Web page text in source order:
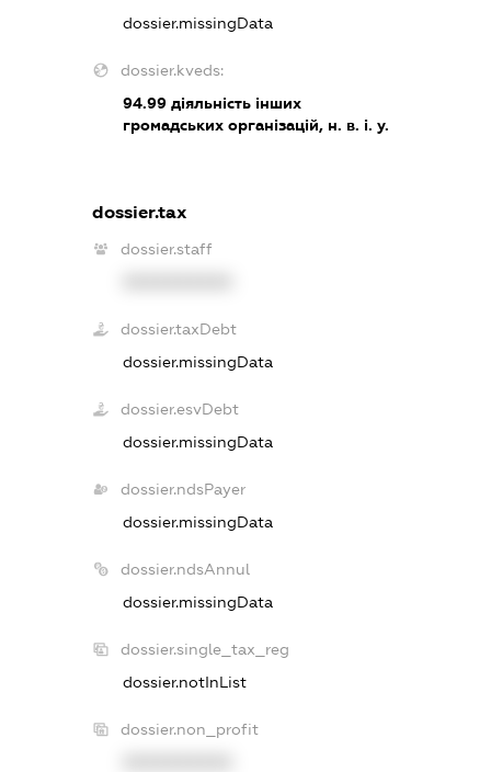
dossier.missingData
dossier.kveds:
94.99діяльність інших
громадських організацій, н. в. і. у.
dossier.tax
dossier.staff
dossier.taxDebt
dossier.missingData
dossier.esvDebt
dossier.missingData
dossier.ndsPayer
dossier.missingData
dossier.ndsAnnul
dossier.missingData
dossier.single_tax_reg
dossier.notInList
dossier.non_profit